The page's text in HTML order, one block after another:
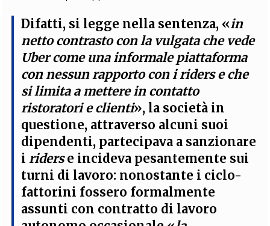
Difatti, si legge nella sentenza, «in
netto contrasto con la vulgata che vede
Uber come una informale piattaforma
con nessun rapporto con i riders e che
si limita a mettere in contatto
ristoratori e clienti», la società in
questione, attraverso alcuni suoi
dipendenti, partecipava a sanzionare
iriderse incideva pesantemente sui
turni di lavoro: nonostante i ciclo-
fattorini fossero formalmente
assunti con contratto di lavoro